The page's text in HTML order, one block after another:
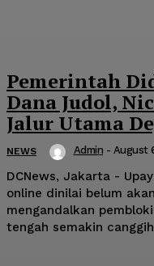
Pemerintah
Dana Judol,
Jalur Utama
NEWS Admin - August
DCNews, Jakarta -
online dinilai belum
mengandalkan
tengah semakin